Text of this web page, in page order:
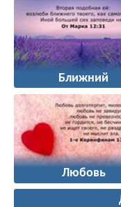
Ближний
Любовь